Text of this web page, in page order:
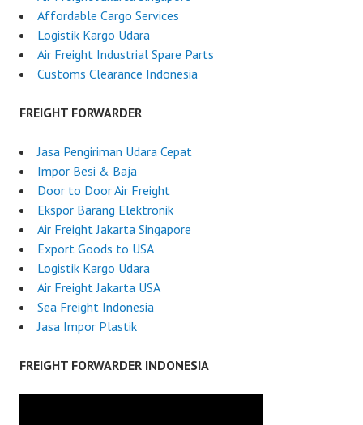
Affordable Cargo Services
Logistik Kargo Udara
Air Freight Industrial Spare Parts
Customs Clearance Indonesia
FREIGHT FORWARDER
Jasa Pengiriman Udara Cepat
Impor Besi & Baja
Door to Door Air Freight
Ekspor Barang Elektronik
Air Freight Jakarta Singapore
Export Goods to USA
Logistik Kargo Udara
Air Freight Jakarta USA
Sea Freight Indonesia
Jasa Impor Plastik
FREIGHT FORWARDER INDONESIA